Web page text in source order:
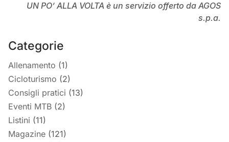
UN PO’ ALLA VOLTA è un servizio offerto da AGOS
s.p.a.
Categorie
Allenamento (1)
Cicloturismo (2)
Consigli pratici (13)
Eventi MTB (2)
Listini (11)
Magazine (121)